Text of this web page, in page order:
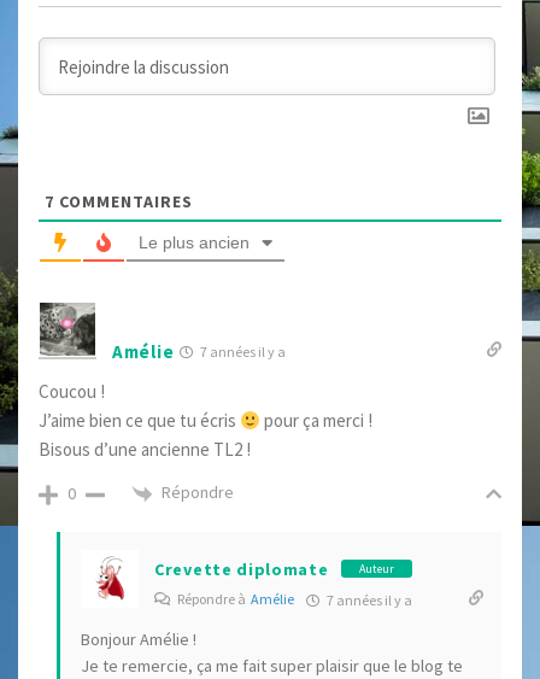
7 COMMENTAIRES
Le plus ancien
Amélie 7 années il y a
Coucou !
J’aime bien ce que tu écris
pour ça merci !
Bisous d’une ancienne TL2 !
0 Répondre
Crevette diplomate Auteur
Répondre à Amélie 7 années il y a
Bonjour Amélie !
Je te remercie, ça me fait super plaisir que le blog te